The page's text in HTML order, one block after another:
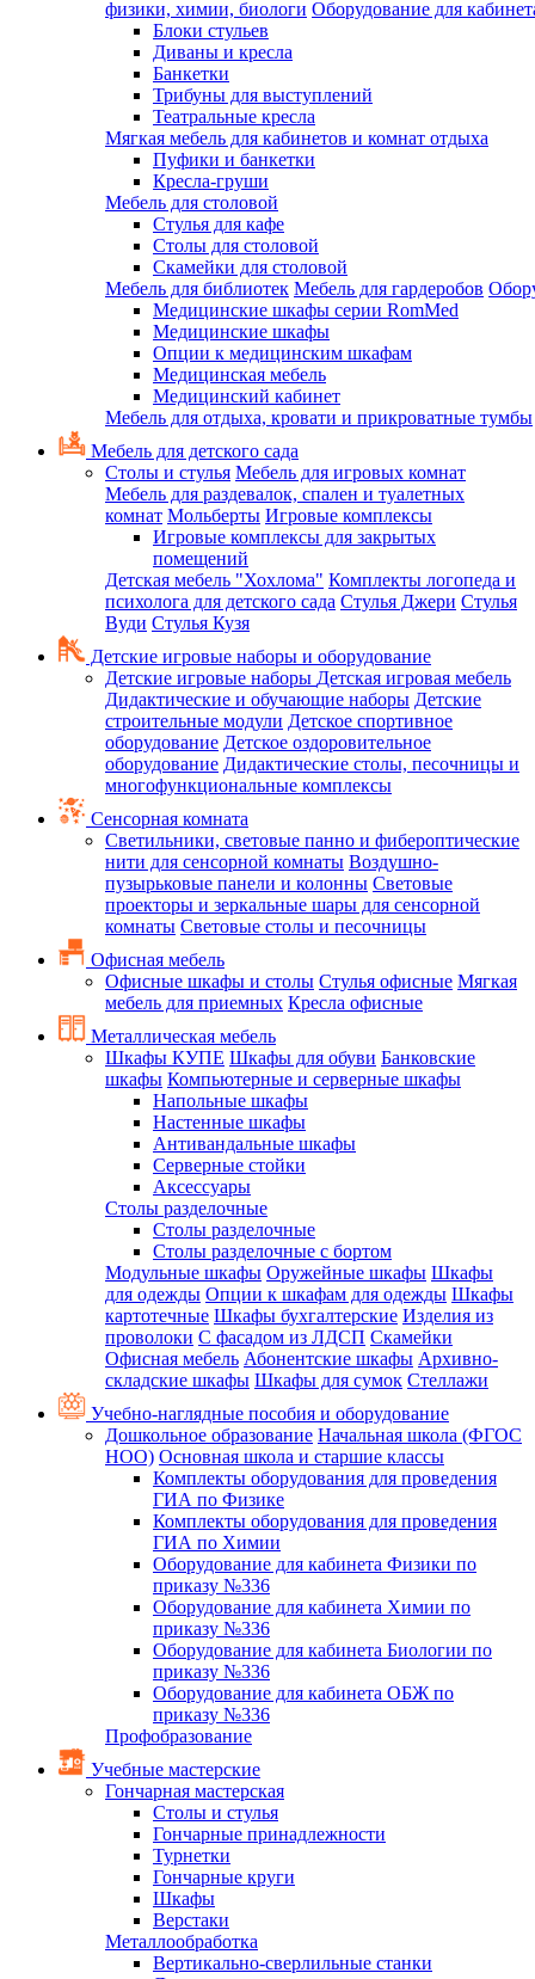
физики, химии, биологи Оборудование для
Блоки стульев
Диваны и кресла
Банкетки
Трибуны для выступлений
Театральные кресла
Мягкая мебель для кабинетов и комнат отдыха
Пуфики и банкетки
Кресла-груши
Мебель для столовой
Cтулья для кафе
Cтолы для столовой
Скамейки для столовой
Мебель для библиотек Мебель для гардеробов
Медицинские шкафы серии RomMed
Медицинские шкафы
Опции к медицинским шкафам
Медицинская мебель
Медицинский кабинет
Мебель для отдыха, кровати и прикроватные тумбы
Мебель для детского сада
Столы и стулья Мебель для игровых комнат
Мебель для раздевалок, спален и туалетных
комнат Мольберты Игровые комплексы
Игровые комплексы для закрытых
помещений
Детская мебель "Хохлома" Комплекты логопеда и
психолога для детского сада Стулья Джери Стулья
Вуди Стулья Кузя
Детские игровые наборы и оборудование
Детские игровые наборы Детская игровая мебель
Дидактические и обучающие наборы Детские
строительные модули Детское спортивное
оборудование Детское оздоровительное
оборудование Дидактические столы, песочницы и
многофункциональные комплексы
Сенсорная комната
Светильники, световые панно и фибероптические
нити для сенсорной комнаты Воздушно-
пузырьковые панели и колонны Световые
проекторы и зеркальные шары для сенсорной
комнаты Световые столы и песочницы
Офисная мебель
Офисные шкафы и столы Стулья офисные Мягкая
мебель для приемных Кресла офисные
Металлическая мебель
Шкафы КУПЕ Шкафы для обуви Банковские
шкафы Компьютерные и серверные шкафы
Напольные шкафы
Настенные шкафы
Антивандальные шкафы
Серверные стойки
Аксессуары
Столы разделочные
Столы разделочные
Столы разделочные с бортом
Модульные шкафы Оружейные шкафы Шкафы
для одежды Опции к шкафам для одежды Шкафы
картотечные Шкафы бухгалтерские Изделия из
проволоки С фасадом из ЛДСП Скамейки
Офисная мебель Абонентские шкафы Архивно-
складские шкафы Шкафы для сумок Стеллажи
Учебно-наглядные пособия и оборудование
Дошкольное образование Начальная школа (ФГОС
НОО) Основная школа и старшие классы
Комплекты оборудования для проведения
ГИА по Физике
Комплекты оборудования для проведения
ГИА по Химии
Оборудование для кабинета Физики по
приказу №336
Оборудование для кабинета Химии по
приказу №336
Оборудование для кабинета Биологии по
приказу №336
Оборудование для кабинета ОБЖ по
приказу №336
Профобразование
Учебные мастерские
Гончарная мастерская
Столы и стулья
Гончарные принадлежности
Турнетки
Гончарные круги
Шкафы
Верстаки
Металлообработка
Вертикально-сверлильные станки